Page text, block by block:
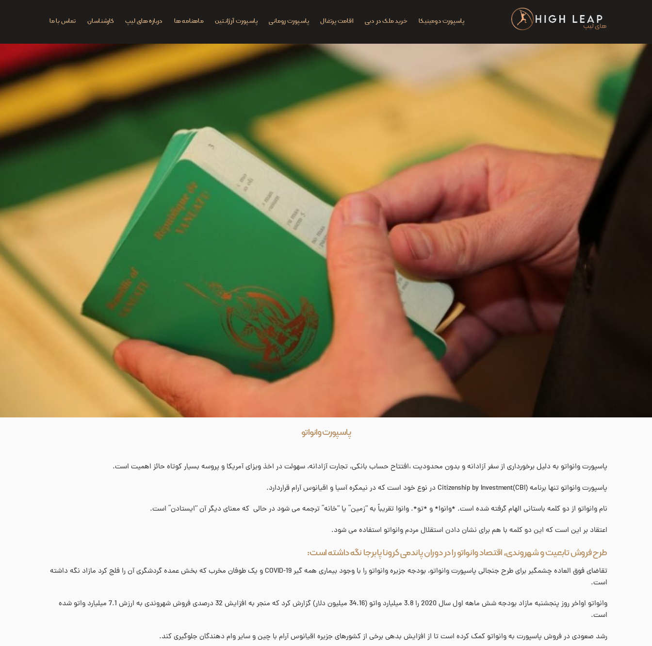
پاسپورت دومینیکا خرید ملک در دبی اقامت پرتغال پاسپورت رومانی پاسپورت آرژانتین ماهنامه ها درباره های لیپ کارشناسان تماس با ما
پاسپورت وانواتو
پاسپورت وانواتو به دلیل برخورداری از سفر آزادانه و بدون محدودیت ،افتتاح حساب بانکی، تجارت آزادانه، سهولت در اخذ ویزای آمریکا و پروسه بسیار کوتاه حائز اهمیت است.
پاسپورت وانواتو تنها برنامه Citizenship by Investment(CBI) در نوع خود است که در نیمکره آسیا و اقیانوس آرام قراردارد.
نام وانواتو از دو کلمه باستانی الهام گرفته شده است. *وانوا* و *تو*. وانوا تقریباً به “زمین” یا “خانه” ترجمه می شود در حالی که معنای دیگر آن “ایستادن” است.
اعتقاد بر این است که این دو کلمه با هم برای نشان دادن استقلال مردم وانواتو استفاده می شود.
طرح فروش تابعیت و شهروندی، اقتصاد وانواتو را در دوران پاندمی کرونا پابرجا نگه داشته است:
تقاضای فوق العاده چشمگیر برای طرح جنجالی پاسپورت وانواتو، بودجه جزیره وانواتو را با وجود بیماری همه گیر COVID-19 و یک طوفان مخرب که بخش عمده گردشگری آن را فلج کرد مازاد نگه داشته
است.
وانواتو اواخر روز پنجشنبه مازاد بودجه شش ماهه اول سال 2020 را 3.8 میلیارد واتو (34.16 میلیون دلار) گزارش کرد که منجر به افزایش 32 درصدی فروش شهروندی به ارزش 7.1 میلیارد واتو شده
است.
رشد صعودی در فروش پاسپورت به وانواتو کمک کرده است تا از افزایش بدهی برخی از کشورهای جزیره اقیانوس آرام با چین و سایر وام دهندگان جلوگیری کند.